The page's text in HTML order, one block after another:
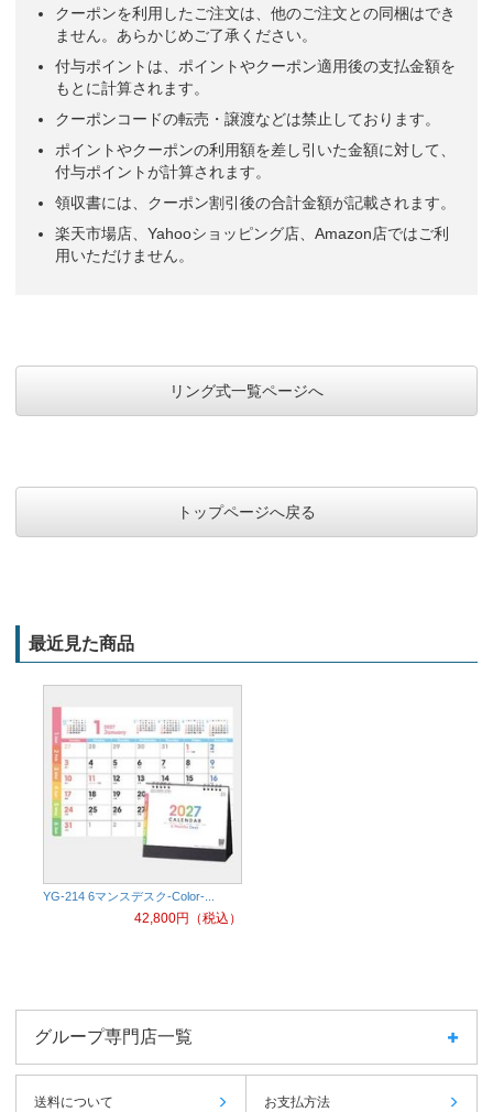
クーポンを利用したご注文は、他のご注文との同梱はでき
ません。あらかじめご了承ください。
付与ポイントは、ポイントやクーポン適用後の支払金額を
もとに計算されます。
クーポンコードの転売・譲渡などは禁止しております。
ポイントやクーポンの利用額を差し引いた金額に対して、
付与ポイントが計算されます。
領収書には、クーポン割引後の合計金額が記載されます。
楽天市場店、Yahooショッピング店、Amazon店ではご利
用いただけません。
リング式一覧ページへ
トップページへ戻る
最近見た商品
YG-214 6マンスデスク-Color-...
42,800円（税込）
グループ専門店一覧
送料について お支払方法